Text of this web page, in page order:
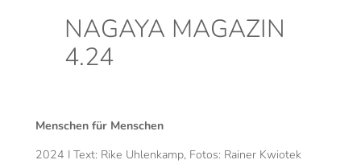
NAGAYA MAGAZIN
4.24
Menschen für Menschen
2024 I Text: Rike Uhlenkamp, Fotos: Rainer Kwiotek